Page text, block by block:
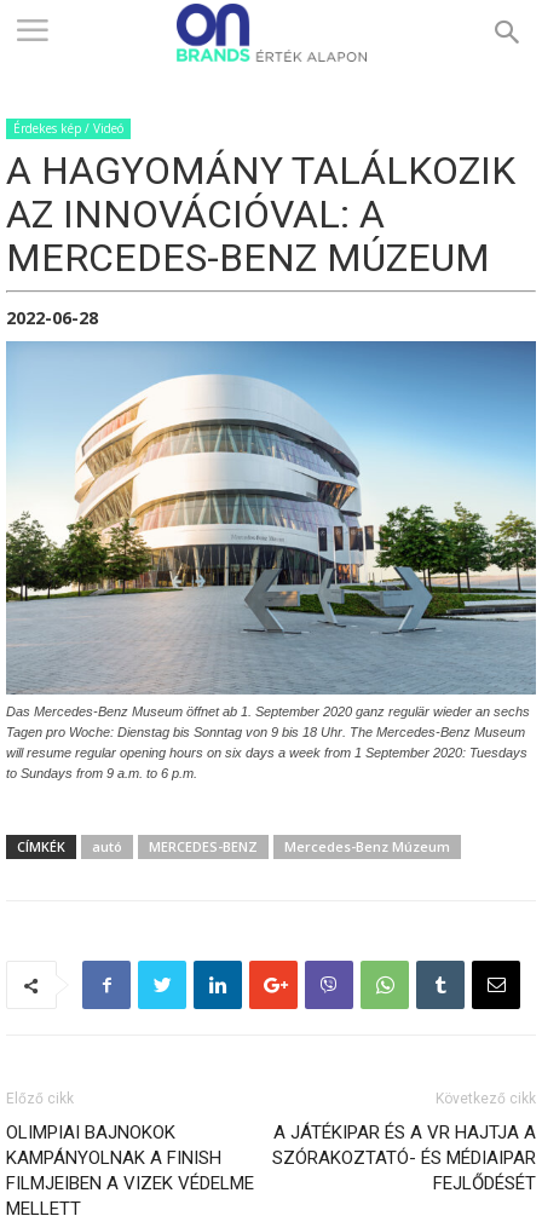
ONBRANDS
–
ÉRTÉK
ALAPON
Érdekes kép / Videó
A HAGYOMÁNY TALÁLKOZIK
AZ INNOVÁCIÓVAL: A
MERCEDES-BENZ MÚZEUM
2022-06-28
Das Mercedes-Benz Museum öffnet ab 1. September 2020 ganz regulär wieder an sechs
Tagen pro Woche: Dienstag bis Sonntag von 9 bis 18 Uhr. The Mercedes-Benz Museum
will resume regular opening hours on six days a week from 1 September 2020: Tuesdays
to Sundays from 9 a.m. to 6 p.m.
CÍMKÉK autó MERCEDES-BENZ Mercedes-Benz Múzeum
Előző cikk
OLIMPIAI BAJNOKOK
KAMPÁNYOLNAK A FINISH
FILMJEIBEN A VIZEK VÉDELME
MELLETT
Következő cikk
A JÁTÉKIPAR ÉS A VR HAJTJA A
SZÓRAKOZTATÓ- ÉS MÉDIAIPAR
FEJLŐDÉSÉT